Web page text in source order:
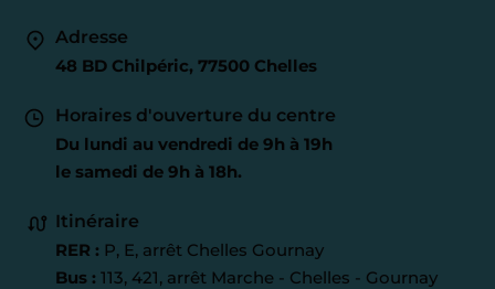
Adresse
48 BD Chilpéric, 77500 Chelles
Horaires d'ouverture du centre
Du lundi au vendredi de 9h à 19h
le samedi de 9h à 18h.
Itinéraire
RER : P, E, arrêt Chelles Gournay
Bus : 113, 421, arrêt Marche - Chelles - Gournay